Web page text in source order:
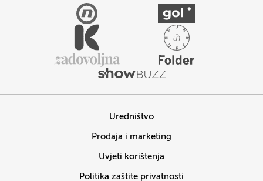
Uredništvo
Prodaja i marketing
Uvjeti korištenja
Politika zaštite privatnosti